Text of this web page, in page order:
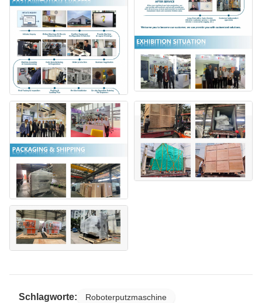
Schlagworte:
Roboterputzmaschine